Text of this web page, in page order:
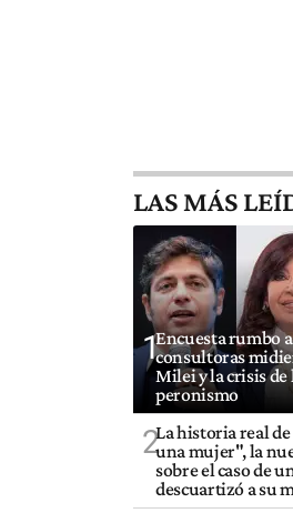
LAS MÁS
1Encuesta rumbo
consultoras
Milei y la crisis
peronismo
2La historia real
una mujer", la
sobre el caso de
descuartizó a su